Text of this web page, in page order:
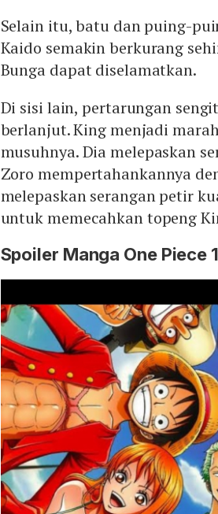
Selain itu, batu dan puing-
Kaido semakin berkurang
Bunga dapat diselamatkan.
Di sisi lain, pertarungan
berlanjut. King menjadi
musuhnya. Dia melepaskan
Zoro mempertahankannya
melepaskan serangan petir
untuk memecahkan topeng
Spoiler Manga One Piece